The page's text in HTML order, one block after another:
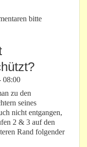
brauchen keine
bitte
08:00
zu den
seines
nicht entgangen,
2 & 3 auf den
Rand folgender